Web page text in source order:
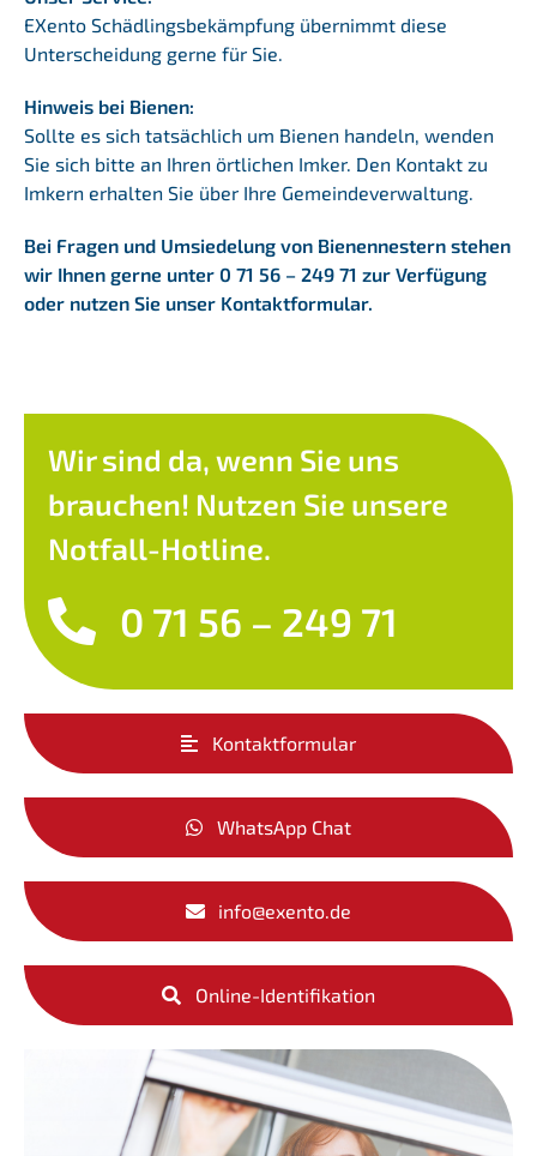
EXento Schädlingsbekämpfung übernimmt diese
Unterscheidung gerne für Sie.
Hinweis bei Bienen:
Sollte es sich tatsächlich um Bienen handeln, wenden
Sie sich bitte an Ihren örtlichen Imker. Den Kontakt zu
Imkern erhalten Sie über Ihre Gemeindeverwaltung.
Bei Fragen und Umsiedelung von Bienennestern stehen
wir Ihnen gerne unter 0 71 56 – 249 71 zur Verfügung
oder nutzen Sie unser Kontaktformular.
Wir sind da, wenn Sie uns
brauchen! Nutzen Sie unsere
Notfall-Hotline.
0 71 56 – 249 71
Kontaktformular
WhatsApp Chat
info@exento.de
Online-Identifikation